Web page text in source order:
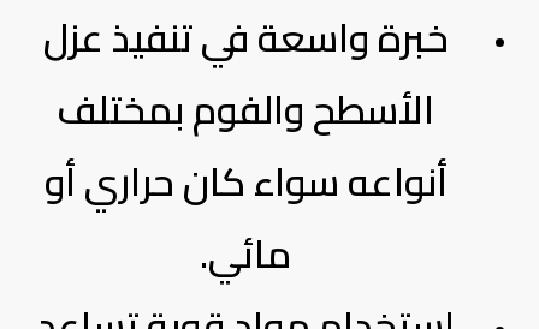
خبرة واسعة في تنفيذ عزل
الأسطح والفوم بمختلف
أنواعه سواء كان حراري أو
مائي.